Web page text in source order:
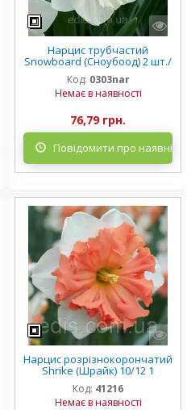
Нарцис трубчастий
Snowboard (Сноубоод) 2 шт./
уп.
Код: 0303nar
Немає в наявності
76,79 грн.
Повідомити про
Нарцис розрізнокорончатий
Shrike (Шрайк) 10/12 1
цибулина
Код: 41216
Немає в наявності